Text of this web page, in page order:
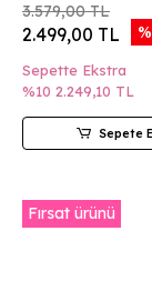
3.579,00 TL
2.499,00 TL
Sepette Ekstra
%10 2.249,10 TL
Sepete
Fırsat ürünü